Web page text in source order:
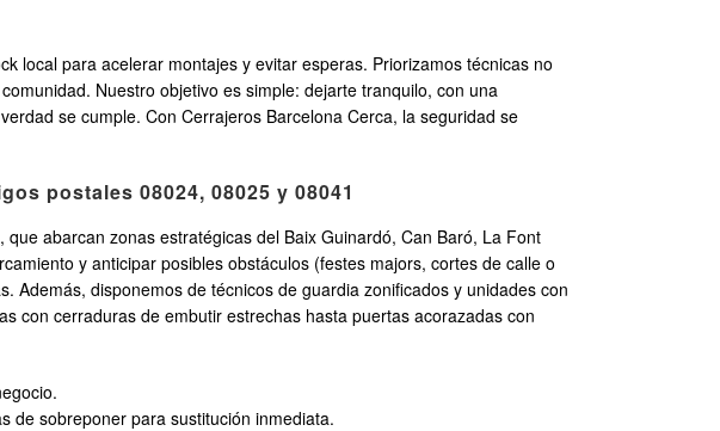
local para acelerar montajes y evitar esperas. Priorizamos técnicas no
Nuestro objetivo es simple: dejarte tranquilo, con una
se cumple. Con Cerrajeros Barcelona Cerca, la seguridad se
postales 08024, 08025 y 08041
abarcan zonas estratégicas del Baix Guinardó, Can Baró, La Font
y anticipar posibles obstáculos (festes majors, cortes de calle o
Además, disponemos de técnicos de guardia zonificados y unidades con
con cerraduras de embutir estrechas hasta puertas acorazadas con
de sobreponer para sustitución inmediata.